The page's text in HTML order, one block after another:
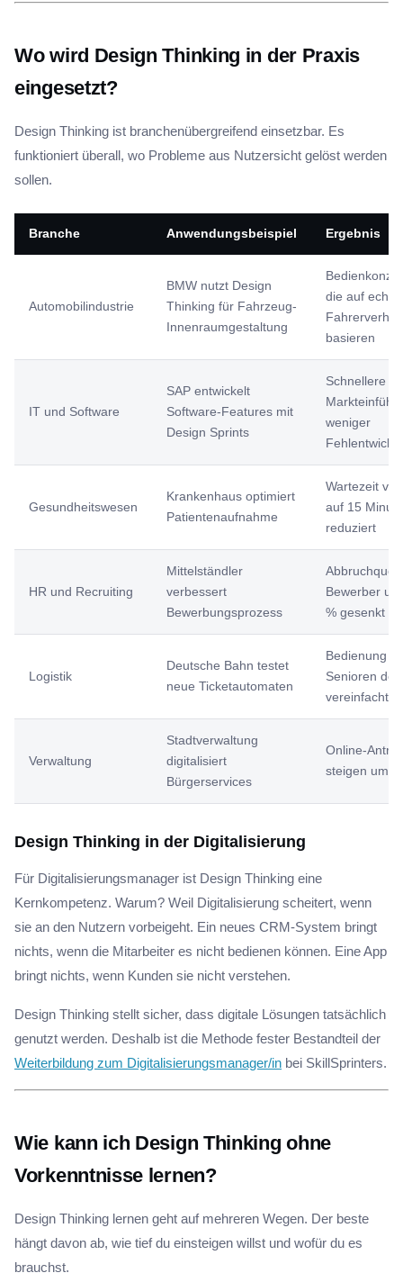
Wo wird Design Thinking in der Praxis
eingesetzt?
Design Thinking ist branchenübergreifend einsetzbar. Es
funktioniert überall, wo Probleme aus Nutzersicht gelöst werden
sollen.
Branche Anwendungsbeispiel Ergebnis
Automobilindustrie
BMW nutzt Design
Thinking für Fahrzeug-
Innenraumgestaltung
die auf
basieren
IT und Software
SAP entwickelt
Software-Features mit
Design Sprints
Schnellere
weniger
Gesundheitswesen
Krankenhaus optimiert
Patientenaufnahme
Wartezeit
auf 15
reduziert
HR und Recruiting
Mittelständler
verbessert
Bewerbungsprozess
Bewerber
% gesenkt
Logistik
Deutsche Bahn testet
neue Ticketautomaten
Bedienung
Senioren
vereinfacht
Verwaltung
Stadtverwaltung
digitalisiert
Bürgerservices
Online-
steigen um
Design Thinking in der Digitalisierung
Für Digitalisierungsmanager ist Design Thinking eine
Kernkompetenz. Warum? Weil Digitalisierung scheitert, wenn
sie an den Nutzern vorbeigeht. Ein neues CRM-System bringt
nichts, wenn die Mitarbeiter es nicht bedienen können. Eine App
bringt nichts, wenn Kunden sie nicht verstehen.
Design Thinking stellt sicher, dass digitale Lösungen tatsächlich
genutzt werden. Deshalb ist die Methode fester Bestandteil der
Weiterbildung zum Digitalisierungsmanager/in bei SkillSprinters.
Wie kann ich Design Thinking ohne
Vorkenntnisse lernen?
Design Thinking lernen geht auf mehreren Wegen. Der beste
hängt davon ab, wie tief du einsteigen willst und wofür du es
brauchst.